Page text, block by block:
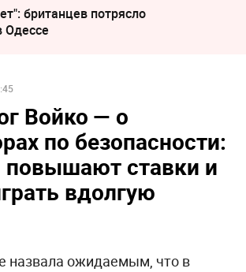
британцев потрясло
Одессе
Войко — о
по безопасности:
ставки и
вдолгую
назвала ожидаемым, что в